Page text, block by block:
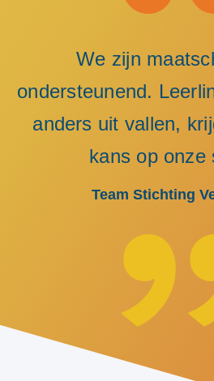
We zijn
ondersteunend.
anders uit vallen,
kans op onze
Team Stichting